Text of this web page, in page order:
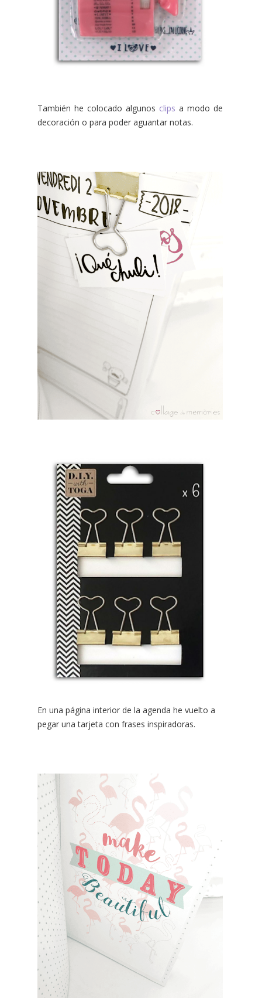
También he colocado algunos clips a modo de
decoración o para poder aguantar notas.
En una página interior de la agenda he vuelto a
pegar una tarjeta con frases inspiradoras.